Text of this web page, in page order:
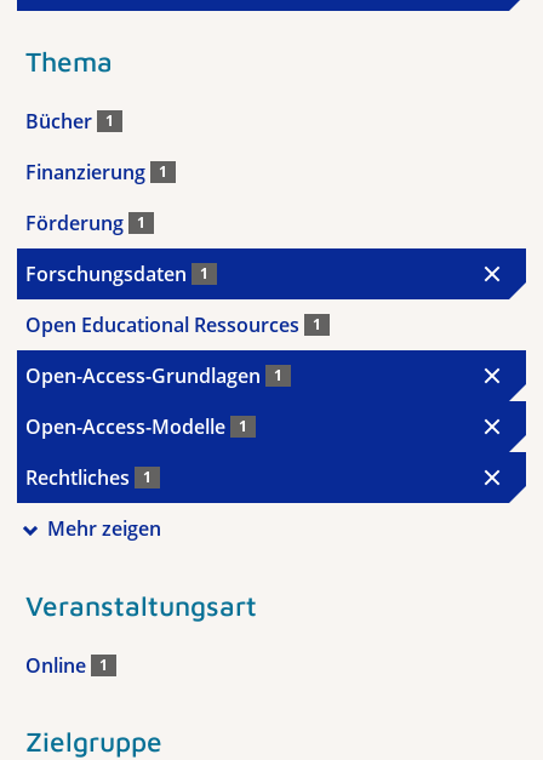
Thema
Bücher 1
Finanzierung 1
Förderung 1
Forschungsdaten 1
Open Educational Ressources 1
Open-Access-Grundlagen 1
Open-Access-Modelle 1
Rechtliches 1
Mehr zeigen
Veranstaltungsart
Online 1
Zielgruppe